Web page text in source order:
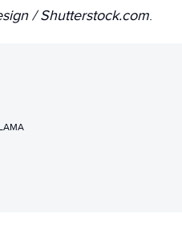
/ Shutterstock.com.